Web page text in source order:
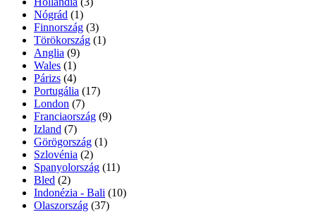
Nógrád (1)
Finnország (3)
Törökország (1)
Anglia (9)
Wales (1)
Párizs (4)
Portugália (17)
London (7)
Franciaország (9)
Izland (7)
Görögország (1)
Szlovénia (2)
Spanyolország (11)
Bled (2)
Indonézia - Bali (10)
Olaszország (37)